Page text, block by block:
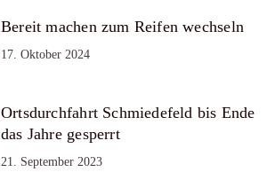
Bereit machen zum Reifen wechseln
17. Oktober 2024
Ortsdurchfahrt Schmiedefeld bis Ende
das Jahre gesperrt
21. September 2023